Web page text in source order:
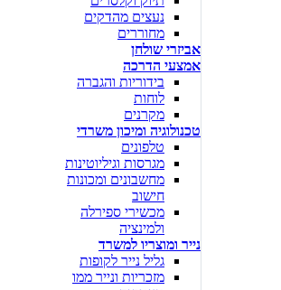
נעצים מהדקים
מחוררים
אביזרי שולחן
אמצעי הדרכה
בידוריות והגברה
לוחות
מקרנים
טכנולוגיה ומיכון משרדי
טלפונים
מגרסות וגיליוטינות
מחשבונים ומכונות
חישוב
מכשירי ספירלה
ולמינציה
נייר ומוצריו למשרד
גליל נייר לקופות
מזכריות ונייר ממו